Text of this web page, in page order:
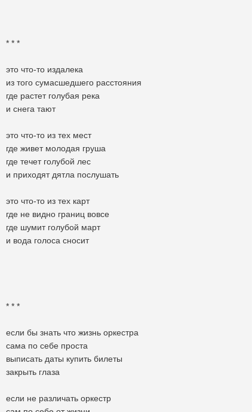
* * *
это что-то издалека
из того сумасшедшего расстояния
где растет голубая река
и снега тают
это что-то из тех мест
где живет молодая груша
где течет голубой лес
и приходят дятла послушать
это что-то из тех карт
где не видно границ вовсе
где шумит голубой март
и вода голоса сносит
* * *
если бы знать что жизнь оркестра
сама по себе проста
выписать даты купить билеты
закрыть глаза
если не различать оркестр